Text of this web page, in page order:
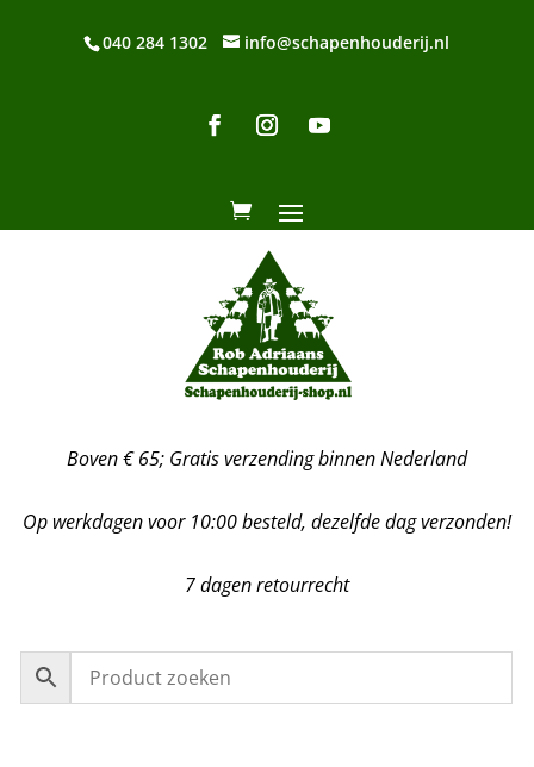
040 284 1302 info@schapenhouderij.nl
Boven € 65; Gratis verzending binnen Nederland
Op werkdagen voor 10:00 besteld, dezelfde dag verzonden!
7 dagen retourrecht